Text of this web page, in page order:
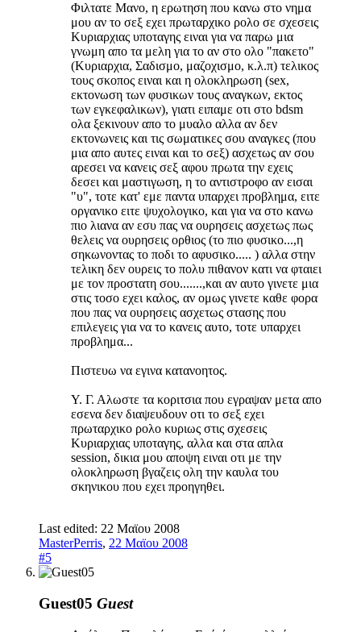
Φιλτατε Μανο, η ερωτηση που κανω στο νημα
μου αν το σεξ εχει πρωταρχικο ρολο σε σχεσεις
Κυριαρχιας υποταγης ειναι για να παρω μια
γνωμη απο τα μελη για το αν στο ολο "πακετο"
(Κυριαρχια, Σαδισμο, μαζοχισμο, κ.λ.π) τελικος
τους σκοπος ειναι και η ολοκληρωση (sex,
εκτονωση των φυσικων τους αναγκων, εκτος
των εγκεφαλικων), γιατι ειπαμε οτι στο bdsm
ολα ξεκινουν απο το μυαλο αλλα αν δεν
εκτονωνεις και τις σωματικες σου αναγκες (που
μια απο αυτες ειναι και το σεξ) ασχετως αν σου
αρεσει να κανεις σεξ αφου πρωτα την εχεις
δεσει και μαστιγωση, η το αντιστροφο αν εισαι
"υ", τοτε κατ' εμε παντα υπαρχει προβλημα, ειτε
οργανικο ειτε ψυχολογικο, και για να στο κανω
πιο λιανα αν εσυ πας να ουρησεις ασχετως πως
θελεις να ουρησεις ορθιος (το πιο φυσικο...,η
σηκωνοντας το ποδι το αφυσικο..... ) αλλα στην
τελικη δεν ουρεις το πολυ πιθανον κατι να φταιει
με τον προστατη σου.......,και αν αυτο γινετε μια
στις τοσο εχει καλος, αν ομως γινετε καθε φορα
που πας να ουρησεις ασχετως στασης που
επιλεγεις για να το κανεις αυτο, τοτε υπαρχει
προβλημα...
Πιστευω να εγινα κατανοητος.
Υ. Γ. Αλωστε τα κοριτσια που εγραψαν μετα απο
εσενα δεν διαψευδουν οτι το σεξ εχει
πρωταρχικο ρολο κυριως στις σχεσεις
Κυριαρχιας υποταγης, αλλα και στα απλα
session, δικια μου αποψη ειναι οτι με την
ολοκληρωση βγαζεις ολη την καυλα του
σκηνικου που εχει προηγηθει.
Last edited: 22 Μαϊου 2008
MasterPerris, 22 Μαϊου 2008
#5
Guest05 Guest